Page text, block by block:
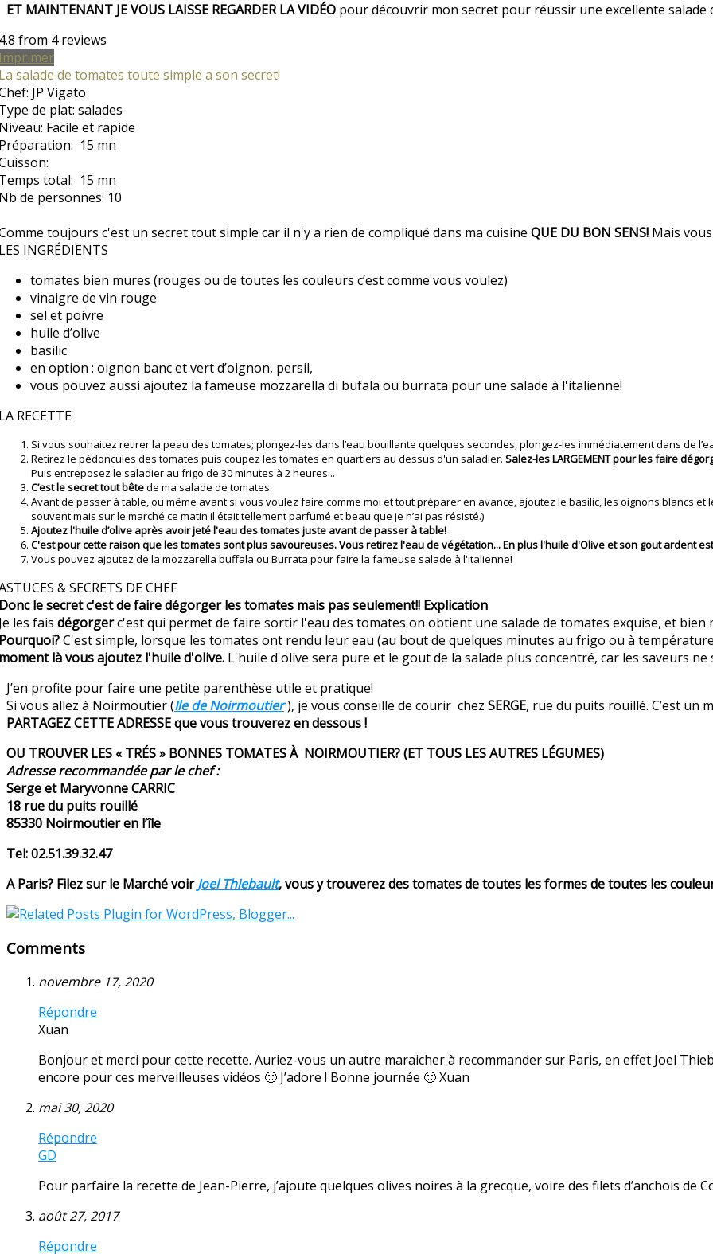
ET MAINTENANT JE VOUS LAISSE REGARDER LA VIDÉO pour découvrir mon secret pour réussir une excellente
from 4reviews
salade de tomates toute simple a son secret!
JP Vigato
de plat: salades
Facile et rapide
15 mn
total: 15 mn
de personnes: 10
toujours c'est un secret tout simple car il n'y a rien de compliqué dans ma cuisine QUE DU BON SENS! Mais
INGRÉDIENTS
tomates bien mures (rouges ou de toutes les couleurs c’est comme vous voulez)
vinaigre de vin rouge
sel et poivre
huile d’olive
basilic
en option : oignon banc et vert d’oignon, persil,
vous pouvez aussi ajoutez la fameuse mozzarella di bufala ou burrata pour une salade à l'italienne!
RECETTE
Si vous souhaitez retirer la peau des tomates; plongez-les dans l’eau bouillante quelques secondes, plongez-les immédiatement dans de
Retirez le pédoncules des tomates puis coupez les tomates en quartiers au dessus d'un saladier. Salez-les LARGEMENT pour les faire
Puis entreposez le saladier au frigo de 30 minutes à 2 heures...
C’est le secret tout bêtede ma salade de tomates.
Avant de passer à table, ou même avant si vous voulez faire comme moi et tout préparer en avance, ajoutez le basilic, les oignons blancs et
souvent mais sur le marché ce matin il était tellement parfumé et beau que je n’ai pas résisté.)
Ajoutez l'huile d’olive après avoir jeté l'eau des tomates juste avant de passer à table!
C'est pour cette raison que les tomates sont plus savoureuses. Vous retirez l'eau de végétation... En plus l'huile d'Olive et son gout ardent
Vous pouvez ajoutez de la mozzarella buffala ou Burrata pour faire la fameuse salade à l'italienne!
& SECRETS DE CHEF
le secret c'est de faire dégorger les tomates mais pas seulement!! Explication
les fais dégorgerc'est qui permet de faire sortir l'eau des tomates on obtient une salade de tomates exquise, et bien
C'est simple, lorsque les tomates ont rendu leur eau (au bout de quelques minutes au frigo ou à
là vous ajoutez l'huile d'olive. L'huile d'olive sera pure et le gout de la salade plus concentré, car les saveurs ne
J’en profite pour faire une petite parenthèse utile et pratique!
Si vous allez à Noirmoutier (Ile de Noirmoutier), je vous conseille de courir chez SERGE, rue du puits rouillé. C’est un
PARTAGEZ CETTE ADRESSE que vous trouverez en dessous !
OU TROUVER LES « TRÉS » BONNES TOMATES À NOIRMOUTIER? (ET TOUS LES AUTRES LÉGUMES)
Adresse recommandée par le chef :
Serge et Maryvonne CARRIC
18 rue du puits rouillé
85330 Noirmoutier en l’île
Tel: 02.51.39.32.47
A Paris? Filez sur le Marché voirJoel Thiebault, vous y trouverez des tomates de toutes les formes de toutes les
Comments
novembre 17, 2020
Répondre
Xuan
Bonjour et merci pour cette recette. Auriez-vous un autre maraicher à recommander sur Paris, en effet Joel
encore pour ces merveilleuses vidéos 🙂 J’adore ! Bonne journée 🙂 Xuan
mai 30, 2020
Répondre
GD
Pour parfaire la recette de Jean-Pierre, j’ajoute quelques olives noires à la grecque, voire des filets d’anchois de
août 27, 2017
Répondre